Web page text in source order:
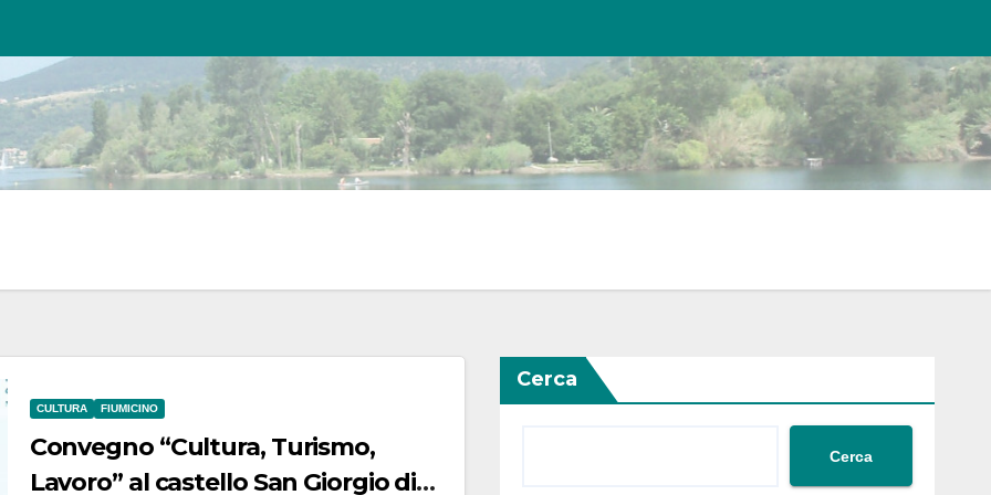
CULTURA FIUMICINO
Convegno “Cultura, Turismo,
Lavoro” al castello San Giorgio di
Cerca
Cerca